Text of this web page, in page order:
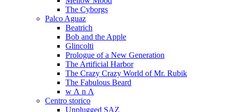
The Cyborgs
Palco Aguaz
Beatrich
Bob and the Apple
Glincolti
Prologue of a New Generation
The Artificial Harbor
The Crazy Crazy World of Mr. Rubik
The Fabulous Beard
w Λ n Λ
Centro storico
Unplugged SAZ